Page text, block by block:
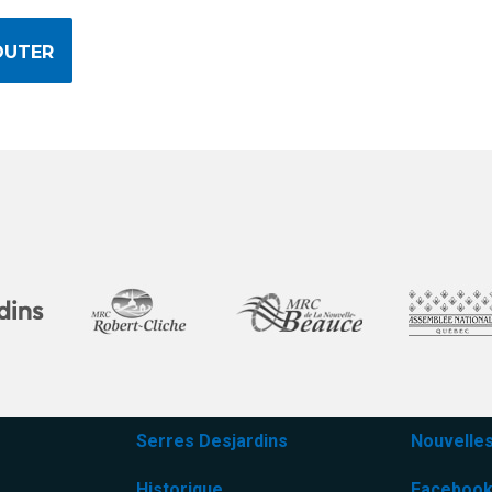
Serres Desjardins